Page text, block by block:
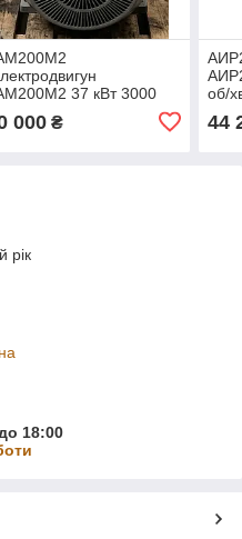
37 кВт 3000
000₴
об/
44
рік
18:00